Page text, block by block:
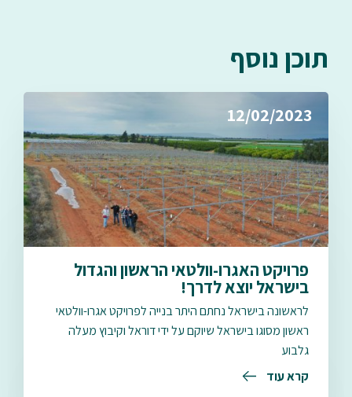
תוכן נוסף
12/02/2023
פרויקט האגרו-וולטאי הראשון והגדול
בישראל יוצא לדרך!
לראשונה בישראל נחתם היתר בנייה לפרויקט אגרו-וולטאי
ראשון מסוגו בישראל שיוקם על ידי דוראל וקיבוץ מעלה
גלבוע
קרא עוד